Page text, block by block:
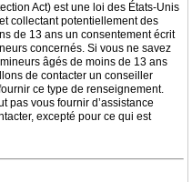
Act) est une loi des États-Unis
collectant potentiellement des
de 13 ans un consentement écrit
concernés. Si vous ne savez
âgés de moins de 13 ans
de contacter un conseiller
ce type de renseignement.
pas vous fournir d’assistance
excepté pour ce qui est